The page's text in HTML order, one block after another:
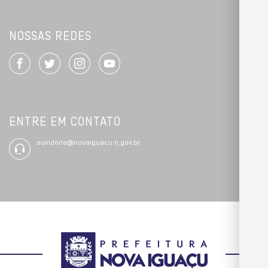
NOSSAS REDES
ENTRE EM CONTATO
ouvidoria@novaiguacu.rj.gov.br